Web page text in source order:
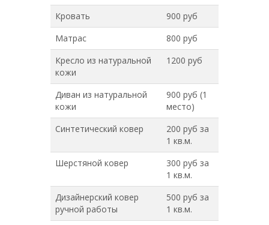
Кровать
900 руб
Матрас
800 руб
Кресло из натуральной
кожи
1200 руб
Диван из натуральной
кожи
900 руб (1
место)
Синтетический ковер
200 руб за
1 кв.м.
Шерстяной ковер
300 руб за
1 кв.м.
Дизайнерский ковер
ручной работы
500 руб за
1 кв.м.